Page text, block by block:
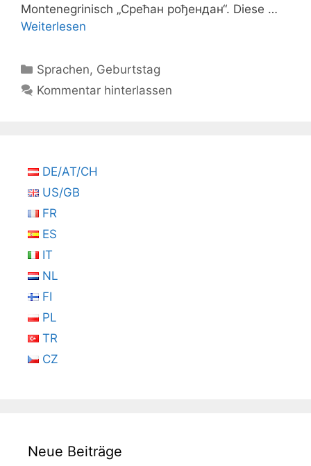
Montenegrinisch „Срећан рођендан“. Diese …
Weiterlesen
Kategorien
Sprachen, Geburtstag
Kommentar hinterlassen
DE/AT/CH
US/GB
FR
ES
IT
NL
FI
PL
TR
CZ
Neue Beiträge